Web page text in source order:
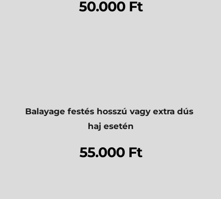
50.000 Ft
Balayage festés hosszú vagy extra dús
haj esetén
55.000 Ft